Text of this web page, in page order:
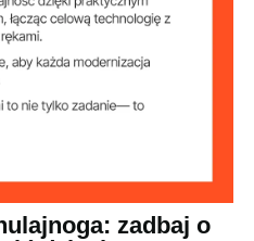
lat
/ 99 mm
Oxford 400D
zadbaj o